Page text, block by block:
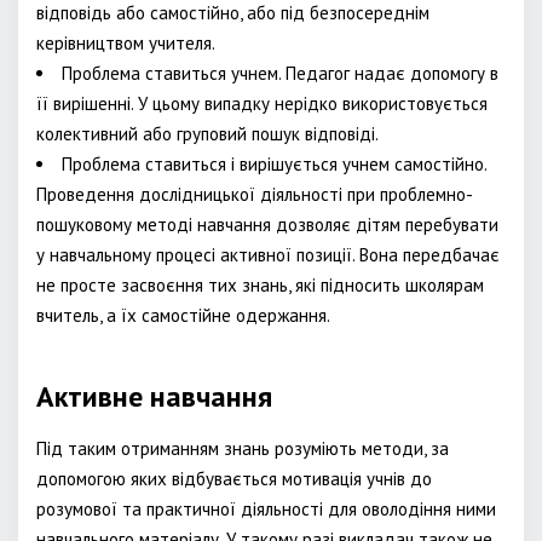
відповідь або самостійно, або під безпосереднім
керівництвом учителя.
Проблема ставиться учнем. Педагог надає допомогу в
її вирішенні. У цьому випадку нерідко використовується
колективний або груповий пошук відповіді.
Проблема ставиться і вирішується учнем самостійно.
Проведення дослідницької діяльності при проблемно-
пошуковому методі навчання дозволяє дітям перебувати
у навчальному процесі активної позиції. Вона передбачає
не просте засвоєння тих знань, які підносить школярам
вчитель, а їх самостійне одержання.
Активне навчання
Під таким отриманням знань розуміють методи, за
допомогою яких відбувається мотивація учнів до
розумової та практичної діяльності для оволодіння ними